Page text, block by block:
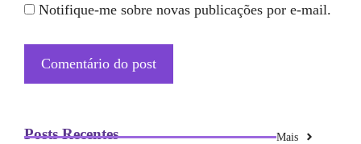
Notifique-me sobre novas publicações por e-mail.
Posts Recentes Mais